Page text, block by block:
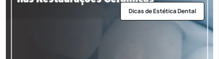
Dicas de Estética Dental